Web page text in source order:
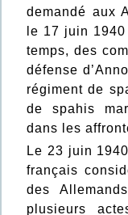
demandé aux
le 17 juin
temps, des
défense
régiment de
de spahis
dans les
Le 23 juin
français
des
plusieurs